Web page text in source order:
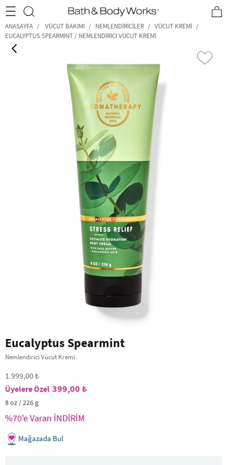
•2200₺ ve Üzeri Kargo Ücretsiz!• *Promosyon Detayları
ANASAYFA VÜCUT BAKIMI NEMLENDIRICILER
VÜCUT KREMI
EUCALYPTUS SPEARMINT / NEMLENDIRICI VÜCUT KREMI
Eucalyptus Spearmint
Nemlendirici Vücut Kremi
1.999,00 ₺
399,00 ₺
8 oz / 226 g
%70'e Varan İNDİRİM
Mağazada Bul